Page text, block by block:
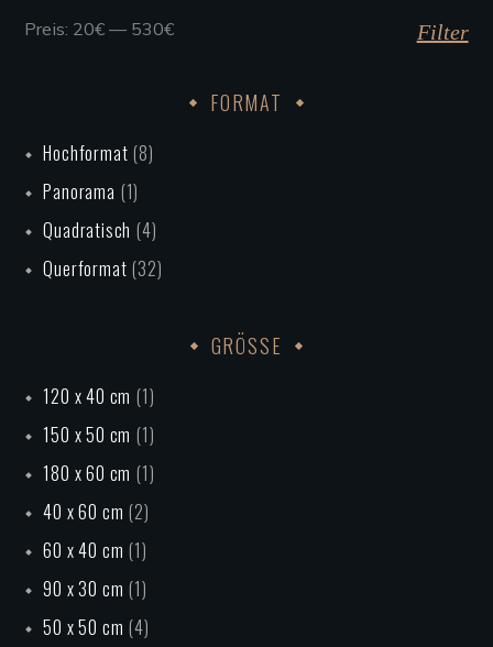
Min.
Max.
Filter
Preis: 20€ — 530€
FORMAT
Hochformat (8)
Panorama (1)
Quadratisch (4)
Querformat (32)
GRÖSSE
120 x 40 cm (1)
150 x 50 cm (1)
180 x 60 cm (1)
40 x 60 cm (2)
60 x 40 cm (1)
90 x 30 cm (1)
50 x 50 cm (4)